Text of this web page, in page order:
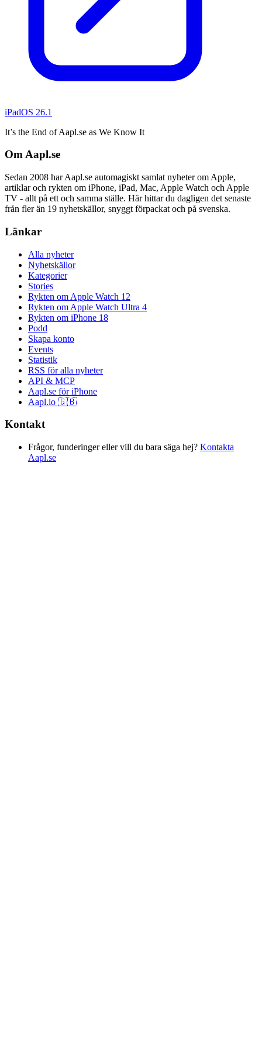
iPadOS 26.1
It’s the End of Aapl.se as We Know It
Om Aapl.se
Sedan 2008 har Aapl.se automagiskt samlat nyheter om Apple,
artiklar och rykten om iPhone, iPad, Mac, Apple Watch och Apple
TV - allt på ett och samma ställe. Här hittar du dagligen det senaste
från fler än 19 nyhetskällor, snyggt förpackat och på svenska.
Länkar
Alla nyheter
Nyhetskällor
Kategorier
Stories
Rykten om Apple Watch 12
Rykten om Apple Watch Ultra 4
Rykten om iPhone 18
Podd
Skapa konto
Events
Statistik
RSS för alla nyheter
API & MCP
Aapl.se för iPhone
Aapl.io 🇬🇧
Kontakt
Frågor, funderinger eller vill du bara säga hej? Kontakta
Aapl.se